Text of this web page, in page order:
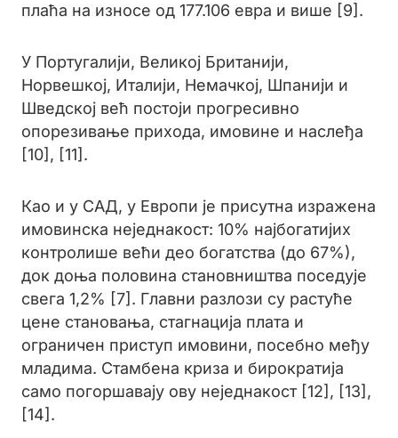
плаћа на износе од 177.106 евра и више [9].
У Португалији, Великој Британији,
Норвешкој, Италији, Немачкој, Шпанији и
Шведској већ постоји прогресивно
опорезивање прихода, имовине и наслеђа
[10], [11].
Као и у САД, у Европи је присутна изражена
имовинска неједнакост: 10% најбогатијих
контролише већи део богатства (до 67%),
док доња половина становништва поседује
свега 1,2% [7]. Главни разлози су растуће
цене становања, стагнација плата и
ограничен приступ имовини, посебно међу
младима. Стамбена криза и бирократија
само погоршавају ову неједнакост [12], [13],
[14].